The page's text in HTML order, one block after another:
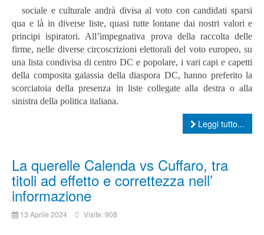
sociale e culturale andrà divisa al voto con candidati sparsi
qua e là in diverse liste, quasi tutte lontane dai nostri valori e
principi ispiratori. All’impegnativa prova della raccolta delle
firme, nelle diverse circoscrizioni elettorali del voto europeo, su
una lista condivisa di centro DC e popolare, i vari capi e capetti
della composita galassia della diaspora DC, hanno preferito la
scorciatoia della presenza in liste collegate alla destra o alla
sinistra della politica italiana.
Leggi tutto...
La querelle Calenda vs Cuffaro, tra
titoli ad effetto e correttezza nell’
informazione
13 Aprile 2024 Visite: 908